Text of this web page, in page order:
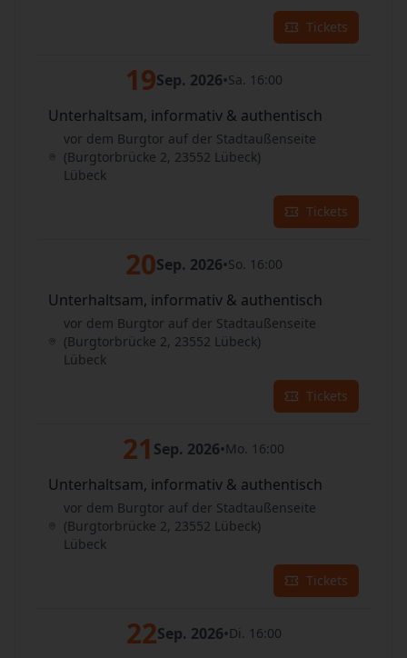
Tickets
19Sep. 2026•Sa. 16:00
Unterhaltsam, informativ & authentisch
vor dem Burgtor auf der Stadtaußenseite
(Burgtorbrücke 2, 23552 Lübeck)
Lübeck
Tickets
20Sep. 2026•So. 16:00
Unterhaltsam, informativ & authentisch
vor dem Burgtor auf der Stadtaußenseite
(Burgtorbrücke 2, 23552 Lübeck)
Lübeck
Tickets
21 Sep. 2026•Mo. 16:00
Unterhaltsam, informativ & authentisch
vor dem Burgtor auf der Stadtaußenseite
(Burgtorbrücke 2, 23552 Lübeck)
Lübeck
Tickets
22Sep. 2026•Di. 16:00